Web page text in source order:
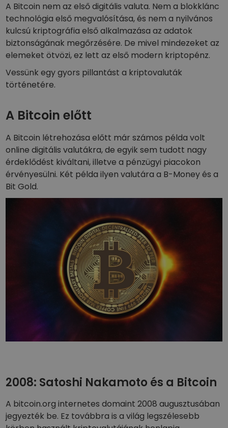
A Bitcoin nem az első digitális valuta. Nem a blokklánc
technológia első megvalósítása, és nem a nyilvános
kulcsú kriptográfia első alkalmazása az adatok
biztonságának megőrzésére. De mivel mindezeket az
elemeket ötvözi, ez lett az első modern kriptopénz.
Vessünk egy gyors pillantást a kriptovaluták
történetére.
A Bitcoin előtt
A Bitcoin létrehozása előtt már számos példa volt
online digitális valutákra, de egyik sem tudott nagy
érdeklődést kiváltani, illetve a pénzügyi piacokon
érvényesülni. Két példa ilyen valutára a B-Money és a
Bit Gold.
2008: Satoshi Nakamoto és a Bitcoin
A bitcoin.org internetes domaint 2008 augusztusában
jegyezték be. Ez továbbra is a világ legszélesebb